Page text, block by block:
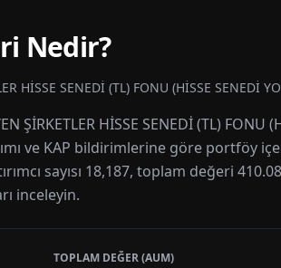
Nedir?
HİSSE SENEDİ (TL) FONU (HİSSE SENEDİ
HİSSE SENEDİ (TL) FONU
ve KAP bildirimlerine göre portföy
sayısı 18,187, toplam değeri
inceleyin.
TOPLAM DEĞER (AUM)